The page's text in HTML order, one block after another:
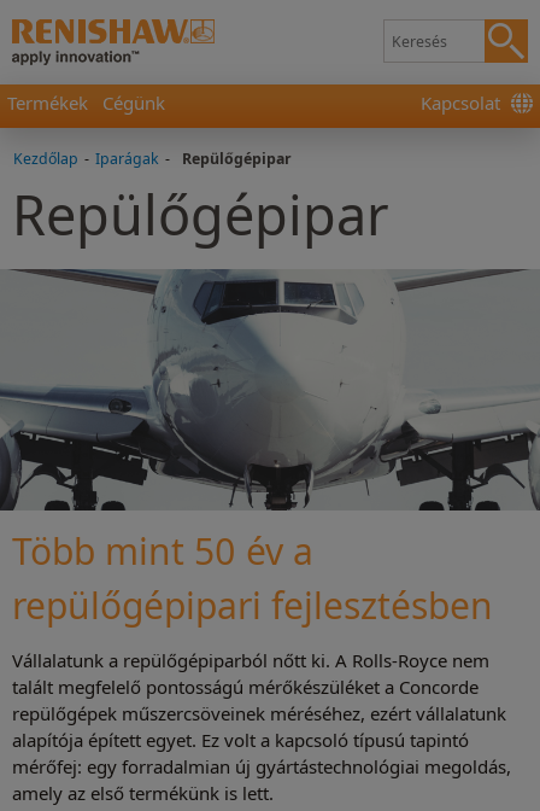
Termékek Cégünk Kapcsolat
Kezdőlap - Iparágak - Repülőgépipar
Repülőgépipar
Több mint 50 év a
repülőgépipari fejlesztésben
Vállalatunk a repülőgépiparból nőtt ki. A Rolls-Royce nem
talált megfelelő pontosságú mérőkészüléket a Concorde
repülőgépek műszercsöveinek méréséhez, ezért vállalatunk
alapítója épített egyet. Ez volt a kapcsoló típusú tapintó
mérőfej: egy forradalmian új gyártástechnológiai megoldás,
amely az első termékünk is lett.